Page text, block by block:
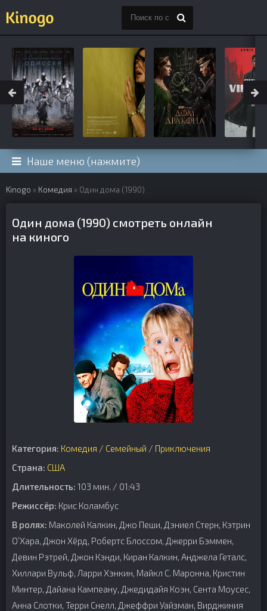
Наше меню (нажмите)
Kinogo » Комедия » Один дома (1990)
Один дома (1990) смотреть онлайн
на киного
Категория: Комедия / Семейный / Приключения
Страна: США
Длительность: 103 мин. / 01:43
Режиссёр: Крис Коламбус
В ролях: Маколей Калкин, Джо Пеши, Дэниел Стерн, Кэтрин
О’Хара, Джон Хёрд, Робертс Блоссом, Джерри Бэммен,
Девин Рэтрей, Джон Кэнди, Киран Калкин, Анджела Геталс,
Хиллари Вульф, Ларри Хэнкин, Майкл С. Маронна, Кристин
Минтер, Дайана Кампеану, Джедидайя Коэн, Сента Моусес,
Анна Слотки, Терри Снелл, Джеффри Уайзман, Вирджиния